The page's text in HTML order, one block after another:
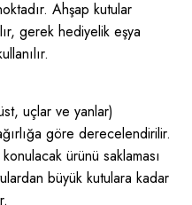
Ahşap kutular
gerek hediyelik eşya
uçlar ve yanlar)
göre derecelendirilir.
ürünü saklaması
büyük kutulara kadar